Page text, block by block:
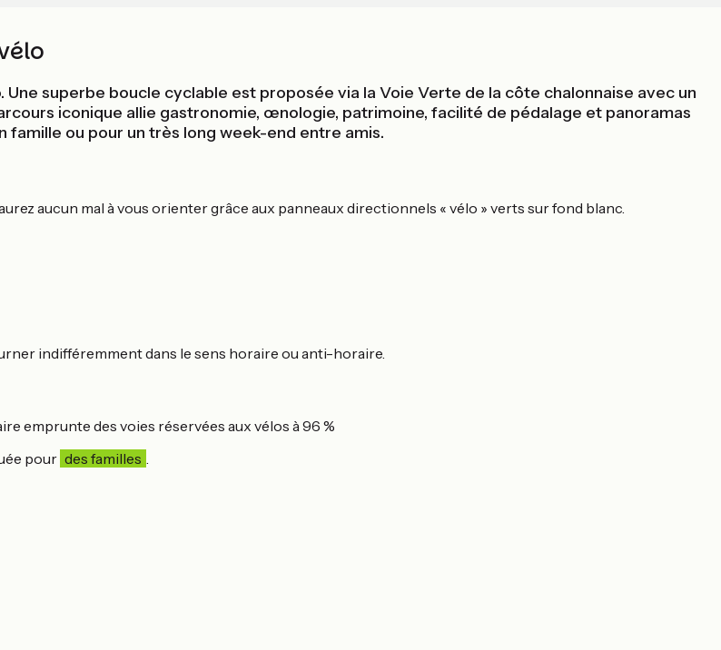
Une superbe boucle cyclable est proposée via la Voie Verte de la côte chalonnaise avec un
iconique allie gastronomie, œnologie, patrimoine, facilité de pédalage et panoramas
famille ou pour un très long week-end entre amis.
aucun mal à vous orienter grâce aux panneaux directionnels « vélo » verts sur fond blanc.
indifféremment dans le sens horaire ou anti-horaire.
emprunte des voies réservées aux vélos à 96 %
pour des familles .